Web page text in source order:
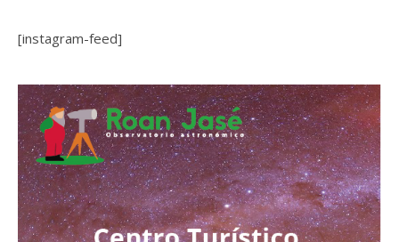
[instagram-feed]